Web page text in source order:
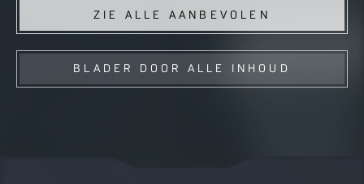
ZIE ALLE AANBEVOLEN
BLADER DOOR ALLE INHOUD